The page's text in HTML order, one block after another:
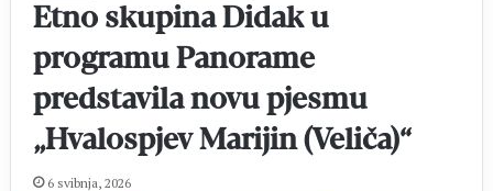
Etno skupina Didak u
programu Panorame
predstavila novu pjesmu
„Hvalospjev Marijin (Veliča)“
6 svibnja, 2026